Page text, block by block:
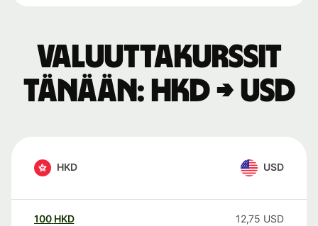
Valuuttakurssit
tänään: HKD → USD
HKD USD
100 HKD 12,75 USD